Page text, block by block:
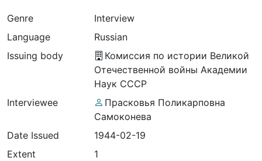
Genre
Interview
Language
Russian
Issuing body
Комиссия по истории Великой
Отечественной войны Академии
Наук СССР
Interviewee
Прасковья Поликарповна
Самоконева
Date Issued
1944-02-19
Extent
1